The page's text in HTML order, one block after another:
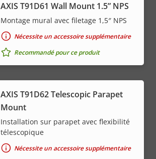
AXIS T91D61 Wall Mount 1.5” NPS
Montage mural avec filetage 1,5″ NPS
Nécessite un accessoire supplémentaire
Recommandé pour ce produit
AXIS T91D62 Telescopic Parapet
Mount
Installation sur parapet avec flexibilité
télescopique
Nécessite un accessoire supplémentaire